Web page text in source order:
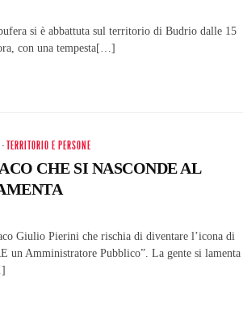
è abbattuta sul territorio di Budrio dalle 15
con una tempesta[…]
·TERRITORIO E PERSONE
CHE SI NASCONDE AL
Giulio Pierini che rischia di diventare l’icona di
un Amministratore Pubblico”. La gente si lamenta